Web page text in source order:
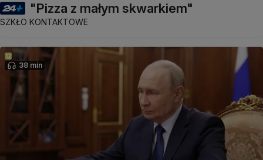
"Pizza z małym skwarkiem"
SZKŁO KONTAKTOWE
38 min